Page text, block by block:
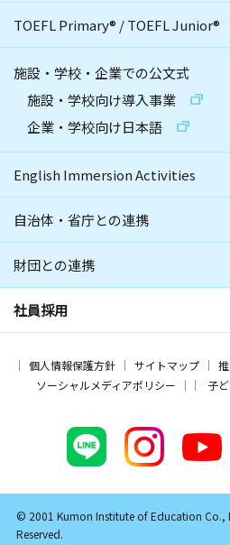
TOEFL Primary® /TOEFL Junior®
施設・学校・企業での公文式
施設・学校向け導入事業
企業・学校向け日本語
English Immersion Activities
自治体・省庁との連携
財団との連携
社員採用
個人情報保護方針 サイトマップ
ソーシャルメディアポリシー
子
© 2001 Kumon Institute of Education Co.,
Reserved.